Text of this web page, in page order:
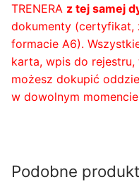
TRENERA z tej samej
dokumenty (certyfikat,
formacie A6).
karta, wpis do rejestru,
możesz dokupić
w dowolnym
Podobne